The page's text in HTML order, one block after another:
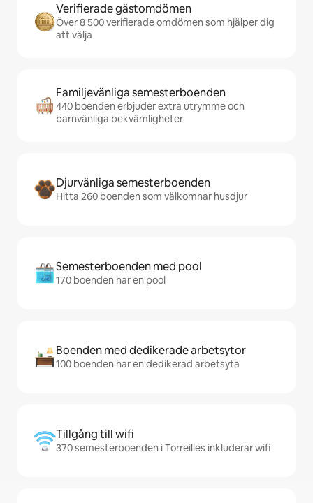
Verifierade gästomdömen
Över 8 500 verifierade omdömen som hjälper dig
att välja
Familjevänliga semesterboenden
440 boenden erbjuder extra utrymme och
barnvänliga bekvämligheter
Djurvänliga semesterboenden
Hitta 260 boenden som välkomnar husdjur
Semesterboenden med pool
170 boenden har en pool
Boenden med dedikerade arbetsytor
100 boenden har en dedikerad arbetsyta
Tillgång till wifi
370 semesterboenden i Torreilles inkluderar wifi